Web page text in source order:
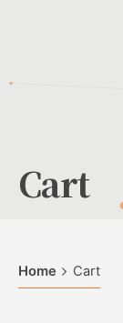
Cart
Home Cart